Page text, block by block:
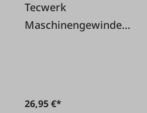
Tecwerk
Maschinengewindeb
26,95 €*